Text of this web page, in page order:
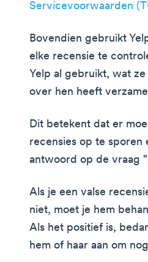
Servicevoorwaarden
Bovendien gebruikt
elke recensie te
Yelp al gebruikt, wat
over hen heeft
Dit betekent dat er
recensies op te
antwoord op de vraag
Als je een valse
niet, moet je hem
Als het positief is,
hem of haar aan om